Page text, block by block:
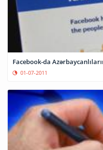
Facebook-da
01-07-2011